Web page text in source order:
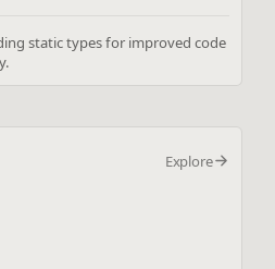
static types for improved code
Explore